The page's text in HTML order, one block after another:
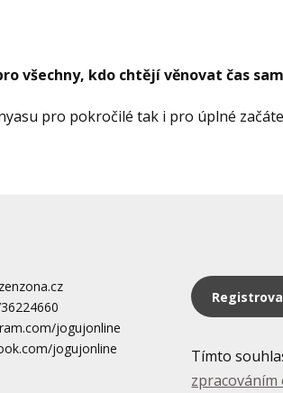
všechny, kdo chtějí věnovat čas
pro pokročilé tak i pro úplné
jogujonline
jogujonline
Tímto
zpracováním